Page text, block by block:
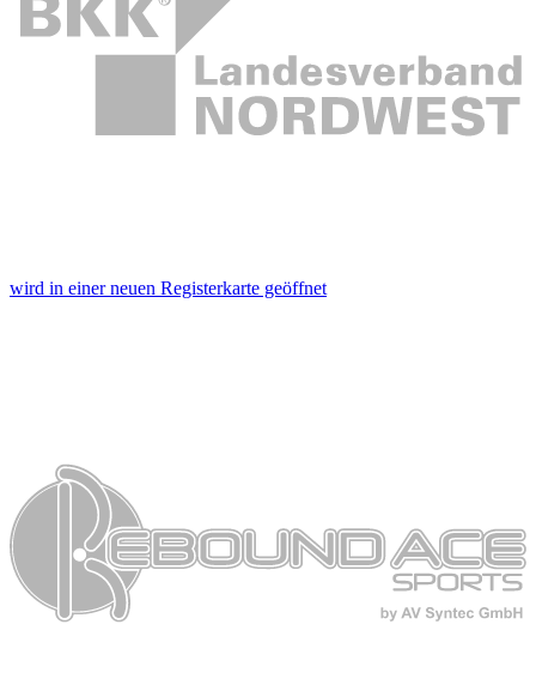
wird in einer neuen Registerkarte geöffnet